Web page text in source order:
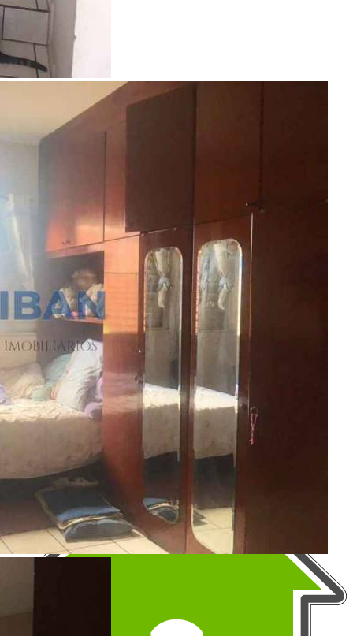
Encontre um Imóvel
Imóveis Adicionados Recentemente
Imóveis que Aceitam Financiamento
Imobiliárias e Corretores
Entre em Contato
Sobre o Portal
Anuncie seu Imóvel
Cadastre-se | Inclua sua Imobiliária
Como Funciona
Termos de Uso
Política de Privacidade
Mapa do Site
Portais Parceiros